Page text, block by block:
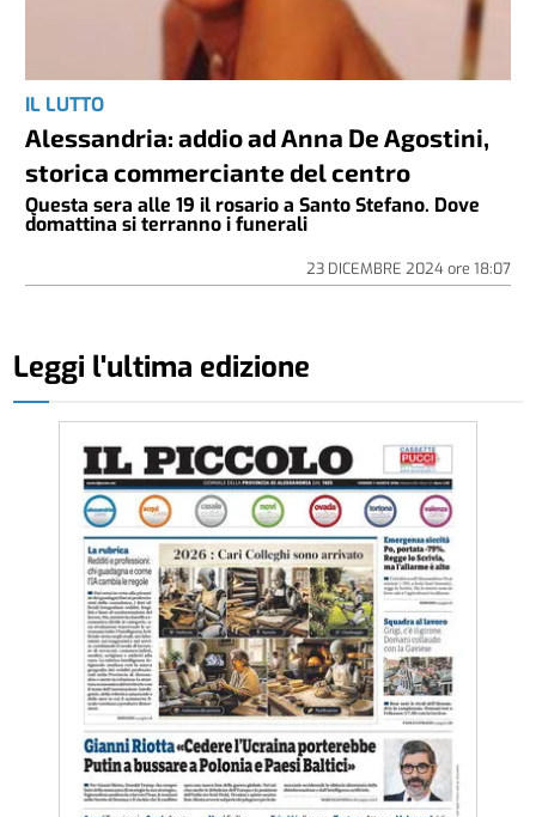
IL LUTTO
Alessandria: addio ad Anna De Agostini,
storica commerciante del centro
Questa sera alle 19 il rosario a Santo Stefano. Dove
domattina si terranno i funerali
23 DICEMBRE 2024ore 18:07
Leggi l'ultima edizione